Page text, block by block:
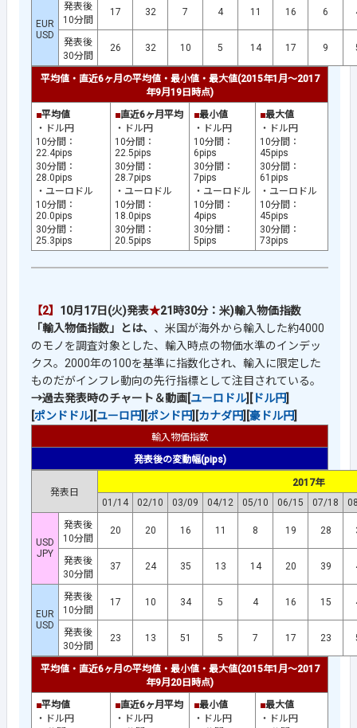
EUR
USD
発表後
10分間
17 32 7 4 11 16 6
発表後
30分間
26 32 10 5 14 17 9
平均値・直近6ヶ月の平均値・最小値・最大値(2015年1月～2017
年9月19日時点)
■平均値
・ドル円
10分間：
22.4pips
30分間：
28.0pips
・ユーロドル
10分間：
20.0pips
30分間：
25.3pips
■直近6ヶ月平均
・ドル円
10分間：
22.5pips
30分間：
28.7pips
・ユーロドル
10分間：
18.0pips
30分間：
20.5pips
■最小値
・ドル円
10分間：
6pips
30分間：
7pips
・ユーロドル
10分間：
4pips
30分間：
5pips
■最大値
・ドル円
10分間：
45pips
30分間：
61pips
・ユーロドル
10分間：
45pips
30分間：
73pips
【2】 10月17日(火)発表★21時30分： 米)輸入物価指数
「輸入物価指数」とは、 、米国が海外から輸入した約4000
のモノを調査対象とした、輸入時点の物価水準のインデッ
クス。2000年の100を基準に指数化され、輸入に限定した
ものだがインフレ動向の先行指標として注目されている。
→過去発表時のチャート＆動画[ユーロドル][ ドル円]
[ポンドドル][ユーロ円][ポンド円][カナダ円][豪ドル円]
輸入物価指数
発表後の変動幅(pips)
発表日
2017年
01/14
02/10 03/09 04/12 05/10 06/15 07/18
USD
JPY
発表後
10分間
20 20 16 11 8 19 28
発表後
30分間
37 24 35 13 14 20 39
EUR
USD
発表後
10分間
17 10 34 5 4 16 15
発表後
30分間
23 13 51 5 7 17 23
平均値・直近6ヶ月の平均値・最小値・最大値(2015年1月～2017
年9月20日時点)
■平均値
・ドル円
■直近6ヶ月平均
・ドル円
■最小値
・ドル円
■最大値
・ドル円